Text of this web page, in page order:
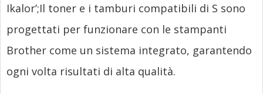
Ikalor’;Il toner e i tamburi compatibili di S sono
progettati per funzionare con le stampanti
Brother come un sistema integrato, garantendo
ogni volta risultati di alta qualità.